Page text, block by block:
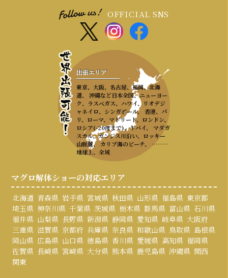
OFFICIAL SNS
出張エリア
東京、大阪、名古屋、福岡、北海
道、 沖縄など日本全国、ニューヨー
ク、ラスベガス、ハワイ、リオデジ
ャネイロ、シンガポール、 香港、パ
リ、ローマ、マドリード、ロンドン、
ロシア(-20度まで)、ドバイ、 マダガ
スカル、ガンジス川沿い、ロッキー
山脈麓、 カリブ海のビーチ、 ………
地球上、全域
マグロ解体ショーの対応エリア
北海道 青森県 岩手県 宮城県 秋田県 山形県 福島県 東京都
埼玉県 神奈川県 千葉県 茨城県 栃木県 群馬県 富山県 石川県
福井県 山梨県 長野県 新潟県 静岡県 愛知県 岐阜県 大阪府
三重県 滋賀県 京都府 兵庫県 奈良県 和歌山県 鳥取県 島根県
岡山県 広島県 山口県 徳島県 香川県 愛媛県 高知県 福岡県
佐賀県 長崎県 宮崎県 大分県 熊本県 鹿児島県 沖縄県 関西
関東